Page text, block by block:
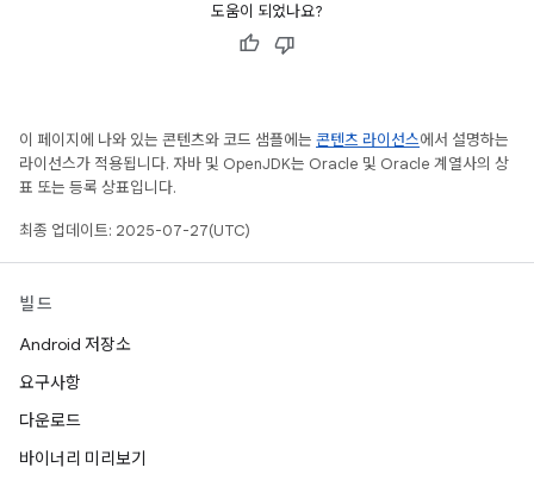
도움이 되었나요?
이 페이지에 나와 있는 콘텐츠와 코드 샘플에는 콘텐츠 라이선스에서 설명하는
라이선스가 적용됩니다. 자바 및 OpenJDK는 Oracle 및 Oracle 계열사의 상
표 또는 등록 상표입니다.
최종 업데이트: 2025-07-27(UTC)
빌드
Android 저장소
요구사항
다운로드
바이너리 미리보기